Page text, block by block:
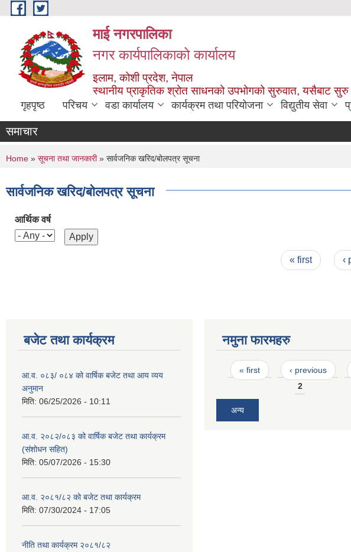
Skip to main content
माई नगरपालिका
नगर कार्यपालिकाको कार्यालय
इलाम, कोशी प्रदेश, नेपाल
स्थानीय प्राकृतिक श्रोत साधनको उपभोगको सुरुवात, यसैबाट सुरु
गृहपृष्ठ परिचय वडा कार्यालय कार्यक्रम तथा परियोजना विद्युतीय सेवा
समाचार
You are here
Home » सूचना तथा जानकारी» सार्वजनिक खरिद/बोलपत्र सूचना
सार्वजनिक खरिद/बोलपत्र सूचना
आर्थिक वर्ष
« first ‹
बजेट तथा कार्यक्रम
आ.व. ०८३/ ०८४ को वार्षिक बजेट तथा आय व्यय
अनुमान
मिति: 06/25/2026 - 10:11
आ.व. २०८२/०८३ को वार्षिक बजेट तथा कार्यक्रम
(संशोधन सहित)
मिति: 05/07/2026 - 15:30
आ.व. २०८१/८२ को बजेट तथा कार्यक्रम
मिति: 07/30/2024 - 17:05
नीति तथा कार्यक्रम २०८१/८२
नमुना फारमहरु
Pages
« first ‹ previous
2
अन्य